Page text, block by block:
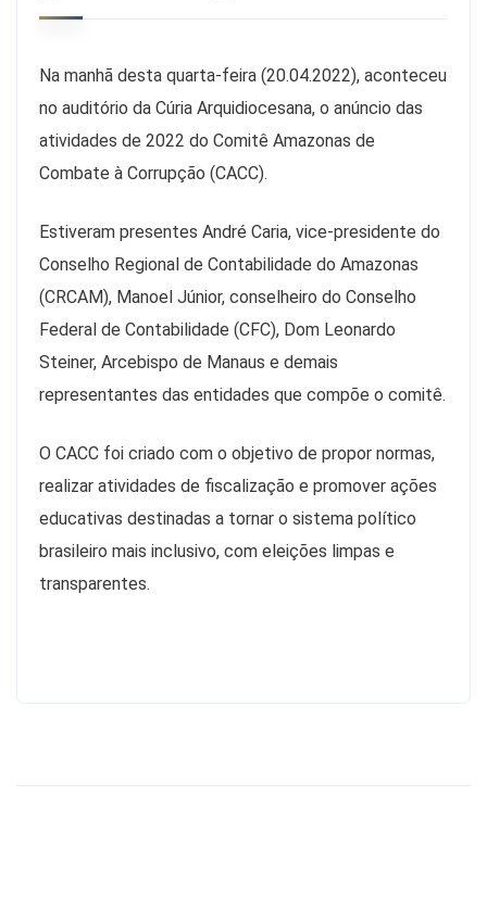
Na manhã desta quarta-feira (20.04.2022), aconteceu
no auditório da Cúria Arquidiocesana, o anúncio das
atividades de 2022 do Comitê Amazonas de
Combate à Corrupção (CACC).
Estiveram presentes André Caria, vice-presidente do
Conselho Regional de Contabilidade do Amazonas
(CRCAM), Manoel Júnior, conselheiro do Conselho
Federal de Contabilidade (CFC), Dom Leonardo
Steiner, Arcebispo de Manaus e demais
representantes das entidades que compõe o comitê.
O CACC foi criado com o objetivo de propor normas,
realizar atividades de fiscalização e promover ações
educativas destinadas a tornar o sistema político
brasileiro mais inclusivo, com eleições limpas e
transparentes.